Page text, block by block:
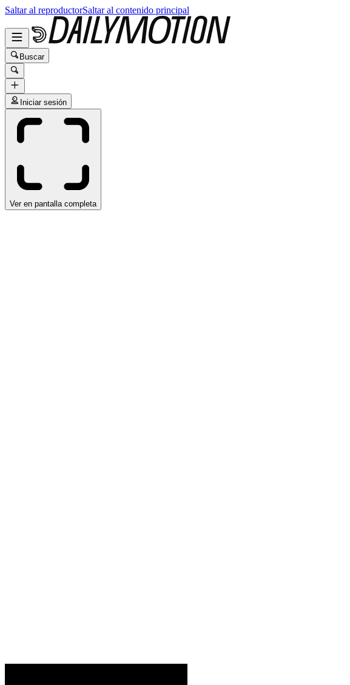
Saltar al reproductorSaltar al contenido principal
Buscar
Iniciar sesión
Ver en pantalla completa